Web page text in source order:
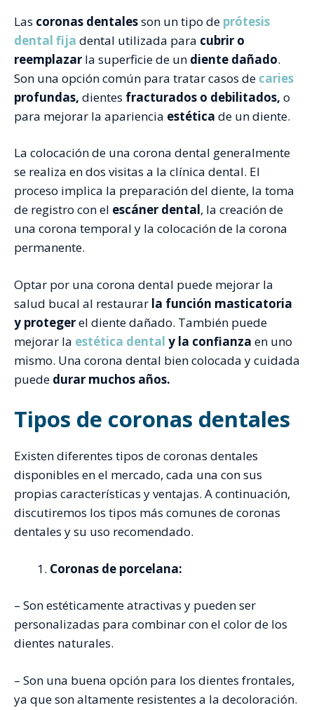
Las coronas dentalesson un tipo de prótesis
dental fija dental utilizada para cubrir o
reemplazar la superficie de un diente dañado.
Son una opción común para tratar casos de caries
profundas, dientes fracturados o debilitados, o
para mejorar la apariencia estética de un diente.
La colocación de una corona dental generalmente
se realiza en dos visitas a la clínica dental. El
proceso implica la preparación del diente, la toma
de registro con el escáner dental, la creación de
una corona temporal y la colocación de la corona
permanente.
Optar por una corona dental puede mejorar la
salud bucal al restaurar la función masticatoria
y protegerel diente dañado. También puede
mejorar la estética dental y la confianza en uno
mismo. Una corona dental bien colocada y cuidada
puede durar muchos años.
Tipos de coronas dentales
Existen diferentes tipos de coronas dentales
disponibles en el mercado, cada una con sus
propias características y ventajas. A continuación,
discutiremos los tipos más comunes de coronas
dentales y su uso recomendado.
Coronas de porcelana:
– Son estéticamente atractivas y pueden ser
personalizadas para combinar con el color de los
dientes naturales.
– Son una buena opción para los dientes frontales,
ya que son altamente resistentes a la decoloración.